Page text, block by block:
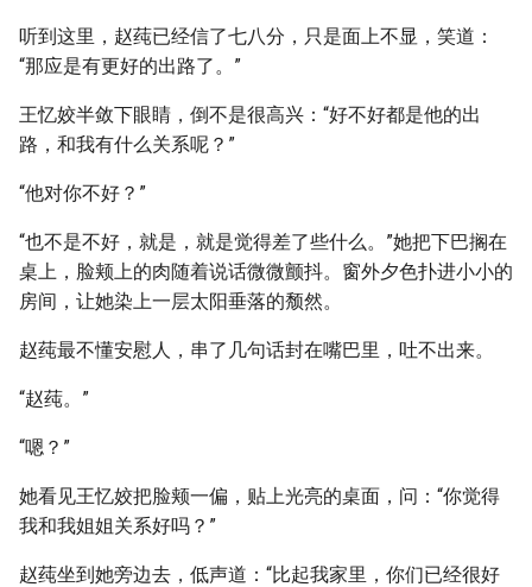
听到这里，赵莼已经信了七八分，只是面上不显，笑道：
“那应是有更好的出路了。”
王忆姣半敛下眼睛，倒不是很高兴：“好不好都是他的出
路，和我有什么关系呢？”
“他对你不好？”
“也不是不好，就是，就是觉得差了些什么。”她把下巴搁在
桌上，脸颊上的肉随着说话微微颤抖。窗外夕色扑进小小的
房间，让她染上一层太阳垂落的颓然。
赵莼最不懂安慰人，串了几句话封在嘴巴里，吐不出来。
“赵莼。”
“嗯？”
她看见王忆姣把脸颊一偏，贴上光亮的桌面，问：“你觉得
我和我姐姐关系好吗？”
赵莼坐到她旁边去，低声道：“比起我家里，你们已经很好